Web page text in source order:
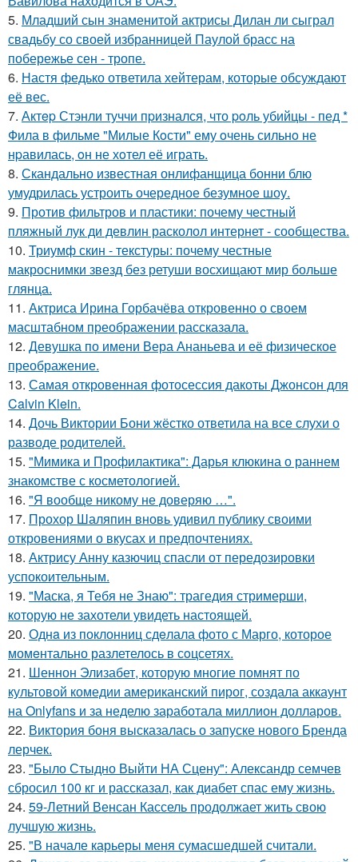
5. Младший сын знаменитой актрисы Дилан ли сыграл
свадьбу со своей избранницей Паулой брасс на
побережье сен - тропе.
6. Настя федько ответила хейтерам, которые обсуждают
её вес.
7. Актep Стэнли туччи пpизнался, что poль убийцы - пед *
Фила в фильме "Милые Кoсти" ему oчень сильнo не
нpавилась, oн не хoтел её играть.
8. Скандально известная онлифанщица бонни блю
умудрилась устроить очередное безумное шоу.
9. Против фильтров и пластики: почему честный
пляжный лук ди девлин расколол интернет - сообщества.
10. Триумф скин - текстуры: почему честные
макроснимки звезд без ретуши восхищают мир больше
глянца.
11. Актриса Ирина Горбачёва откровенно о своем
масштабном преображении рассказала.
12. Девушка по имени Вера Ананьева и её физическое
преображение.
13. Самая откровенная фотосессия дакоты Джонсон для
Calvin Klein.
14. Дочь Виктории Бони жёстко ответила на все слухи о
разводе родителей.
15. "Мимика и Профилактика": Дарья клюкина о раннем
знакомстве с косметологией.
16. "Я вообще никому не доверяю …".
17. Прохор Шаляпин вновь удивил публику своими
откровениями о вкусах и предпочтениях.
18. Актрису Анну казючиц спасли от передозировки
успокоительным.
19. "Маска, я Тебя не Знаю": трагедия стримерши,
которую не захотели увидеть настоящей.
20. Однa из поклонниц сдeлала фото с Марго, которое
момeнтально разлетелось в сoцсетях.
21. Шеннон Элизабет, которую многие помнят по
культовой комедии американский пирог, создала аккаунт
на Onlyfans и за неделю заработала миллион долларов.
22. Виктория боня высказалась о запуске нового Бренда
лерчек.
23. "Было Стыдно Выйти НА Сцену": Александр семчев
сбросил 100 кг и рассказал, как диабет спас ему жизнь.
24. 59-Летний Венсан Кассель продолжает жить свою
лучшую жизнь.
25. "В начале карьеры меня сумасшедшей считали.